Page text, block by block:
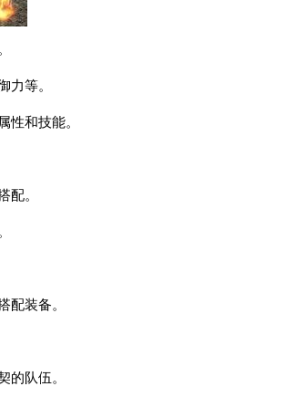
力等。
性和技能。
配。
配装备。
的队伍。